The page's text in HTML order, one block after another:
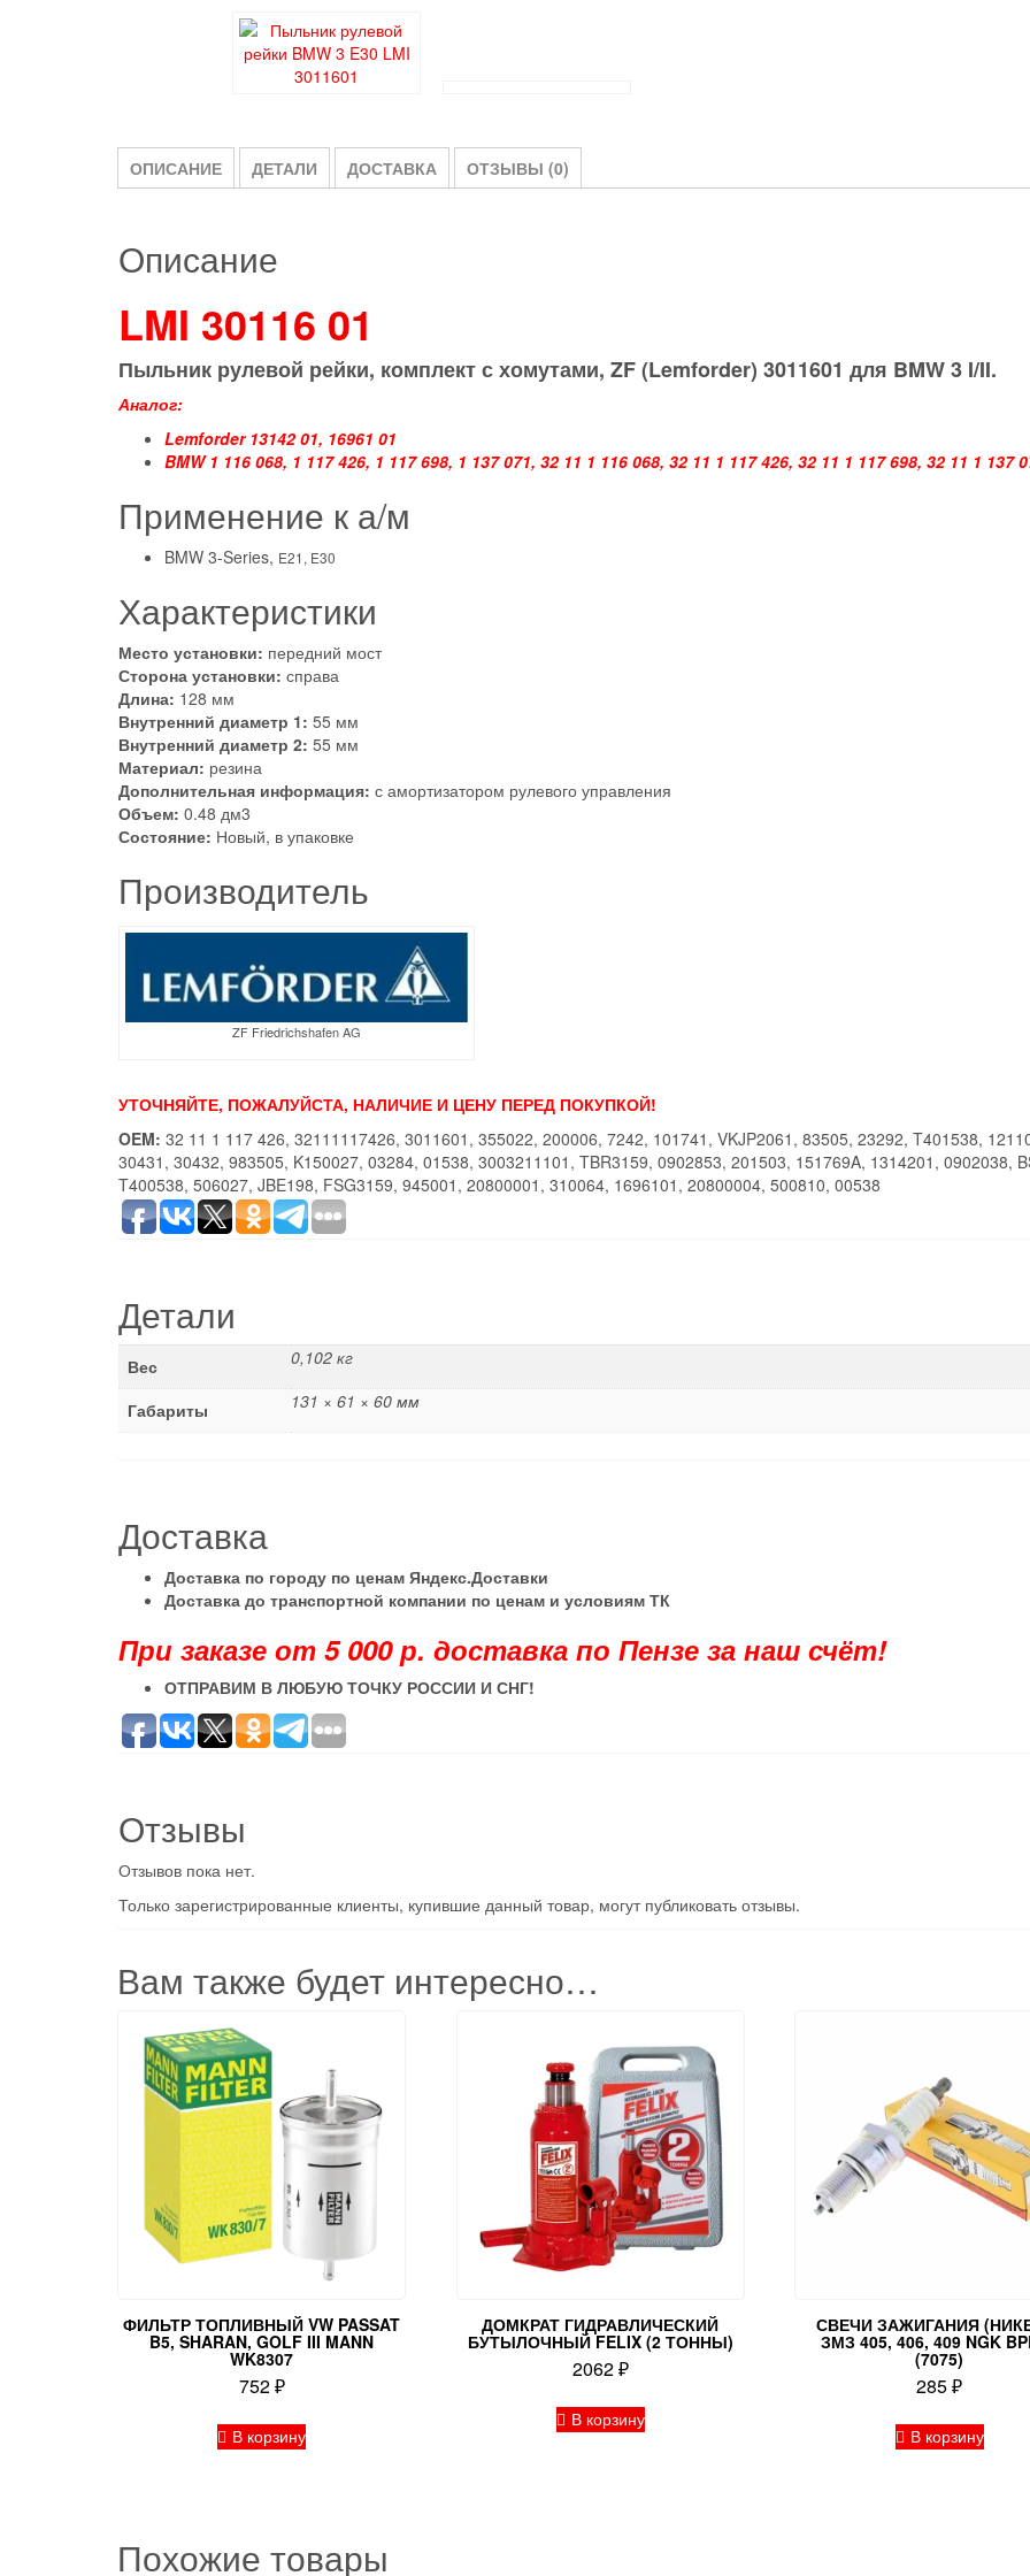
ОПИСАНИЕ ДЕТАЛИ ДОСТАВКА ОТЗЫВЫ (0)
Описание
LMI 30116 01
Пыльник рулевой рейки, комплект с хомутами, ZF (Lemforder) 3011601 для BMW 3 I/II.
Аналог:
Lemforder 13142 01, 16961 01
BMW 1 116 068, 1 117 426, 1 117 698, 1 137 071, 32 11 1 116 068, 32 11 1 117 426, 32 11 1 117 698, 32 11 1 137
Применение к а/м
BMW 3-Series, E21, E30
Характеристики
Место установки: передний мост
Сторона установки: справа
Длина: 128 мм
Внутренний диаметр 1: 55 мм
Внутренний диаметр 2: 55 мм
Материал: резина
Дополнительная информация: с амортизатором рулевого управления
Объем: 0.48 дм3
Состояние: Новый, в упаковке
Производитель
ZF Friedrichshafen AG
УТОЧНЯЙТЕ, ПОЖАЛУЙСТА, НАЛИЧИЕ И ЦЕНУ ПЕРЕД ПОКУПКОЙ!
OEM: 32 11 1 117 426, 32111117426, 3011601, 355022, 200006, 7242, 101741, VKJP2061, 83505, 23292, T401538,
30431, 30432, 983505, K150027, 03284, 01538, 3003211101, TBR3159, 0902853, 201503, 151769A, 1314201, 0902038,
T400538, 506027, JBE198, FSG3159, 945001, 20800001, 310064, 1696101, 20800004, 500810, 00538
Детали
Вес 0,102 кг
Габариты 131 × 61 × 60 мм
Доставка
Доставка по городу по ценам Яндекс.Доставки
Доставка до транспортной компании по ценам и условиям ТК
При заказе от 5 000 р. доставка по Пензе за наш счёт!
ОТПРАВИМ В ЛЮБУЮ ТОЧКУ РОССИИ И СНГ!
Отзывы
Отзывов пока нет.
Только зарегистрированные клиенты, купившие данный товар, могут публиковать отзывы.
Вам также будет интересно…
ФИЛЬТР ТОПЛИВНЫЙ VW PASSAT
B5, SHARAN, GOLF III MANN
WK8307
752₽
В корзину
ДОМКРАТ ГИДРАВЛИЧЕСКИЙ
БУТЫЛОЧНЫЙ FELIX (2 ТОННЫ)
2062₽
В корзину
СВЕЧИ ЗАЖИГАНИЯ
ЗМЗ 405, 406, 409 NGK
(7075)
285₽
В корзину
Похожие товары